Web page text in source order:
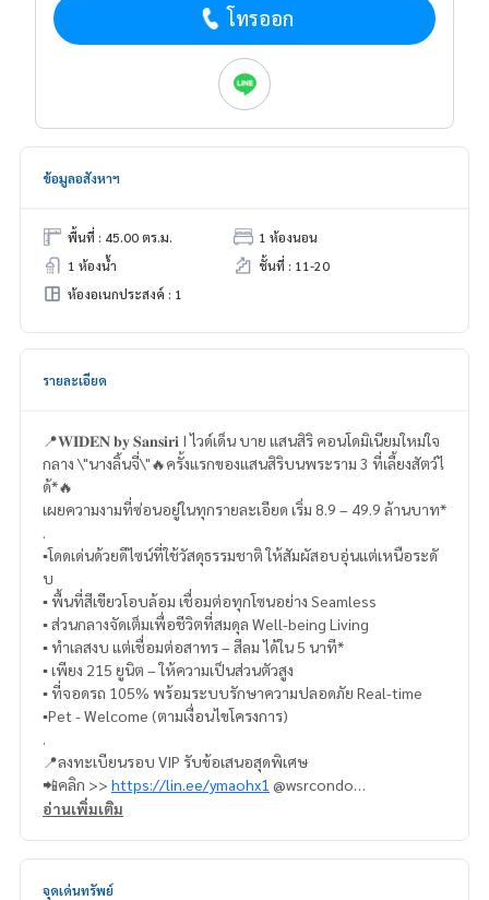
โทรออก
ข้อมูลอสังหาฯ
พื้นที่ : 45.00 ตร.ม.
1 ห้องนอน
1 ห้องน้ำ
ชั้นที่ : 11-20
ห้องอเนกประสงค์ : 1
รายละเอียด
📍𝐖𝐈𝐃𝐄𝐍 𝐛𝐲 𝐒𝐚𝐧𝐬𝐢𝐫𝐢 I ไวด์เด็น บาย แสนสิริ คอนโดมิเนียมใหม่ใจ
กลาง \"นางลิ้นจี่\"🔥ครั้งแรกของแสนสิริบนพระราม 3 ที่เลี้ยงสัตว์ไ
ด้*🔥
เผยความงามที่ซ่อนอยู่ในทุกรายละเอียด เริ่ม 8.9 – 49.9 ล้านบาท*
.
▪️โดดเด่นด้วยดีไซน์ที่ใช้วัสดุธรรมชาติ ให้สัมผัสอบอุ่นแต่เหนือระดั
บ
▪️ พื้นที่สีเขียวโอบล้อม เชื่อมต่อทุกโซนอย่าง Seamless
▪️ ส่วนกลางจัดเต็มเพื่อชีวิตที่สมดุล Well-being Living
▪️ ทำเลสงบ แต่เชื่อมต่อสาทร – สีลม ได้ใน 5 นาที*
▪️ เพียง 215 ยูนิต – ให้ความเป็นส่วนตัวสูง
▪️ ที่จอดรถ 105% พร้อมระบบรักษาความปลอดภัย Real-time
▪️Pet - Welcome (ตามเงื่อนไขโครงการ)
.
📍ลงทะเบียนรอบ VIP รับข้อเสนอสุดพิเศษ
📲คลิก >> https://lin.ee/ymaohx1 @wsrcondo
📞065-4496399,
อ่านเพิ่มเติม
จุดเด่นทรัพย์